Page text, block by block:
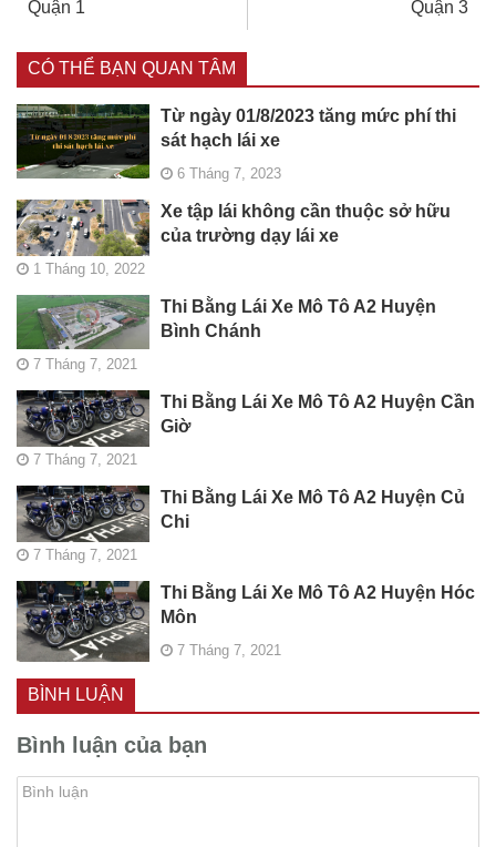
Quận 1
Quận 3
CÓ THỂ BẠN QUAN TÂM
Từ ngày 01/8/2023 tăng mức phí thi
sát hạch lái xe
6 Tháng 7, 2023
Xe tập lái không cần thuộc sở hữu
của trường dạy lái xe
1 Tháng 10, 2022
Thi Bằng Lái Xe Mô Tô A2 Huyện
Bình Chánh
7 Tháng 7, 2021
Thi Bằng Lái Xe Mô Tô A2 Huyện Cần
Giờ
7 Tháng 7, 2021
Thi Bằng Lái Xe Mô Tô A2 Huyện Củ
Chi
7 Tháng 7, 2021
Thi Bằng Lái Xe Mô Tô A2 Huyện Hóc
Môn
7 Tháng 7, 2021
BÌNH LUẬN
Bình luận của bạn